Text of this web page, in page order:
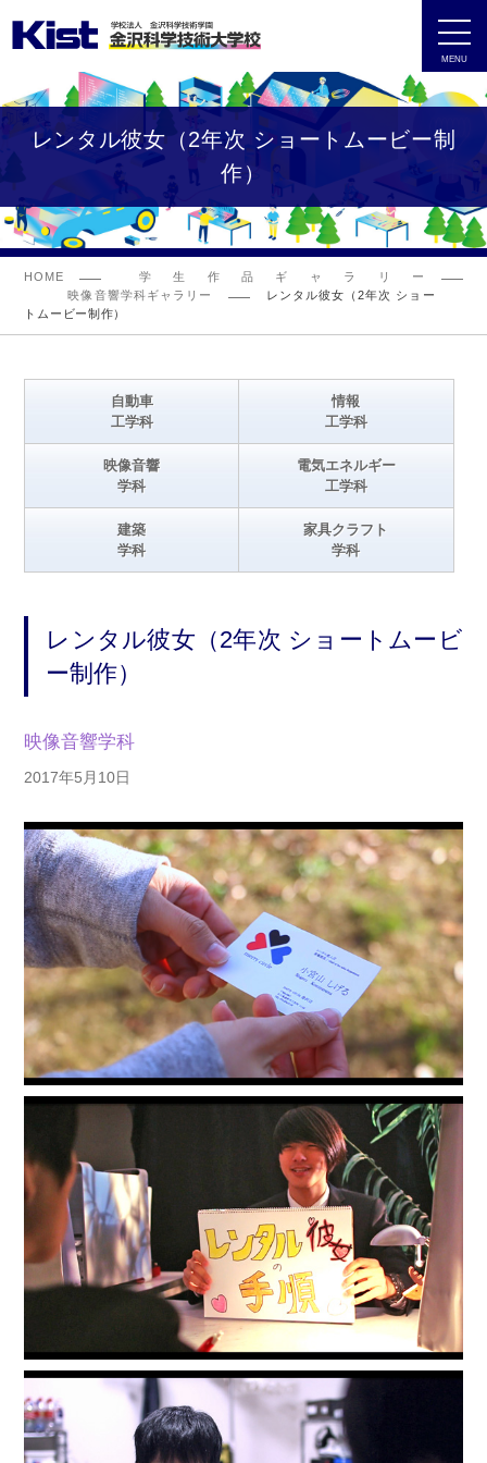
MENU
レンタル彼女（2年次 ショートムービー制
作）
HOME
学生作品ギャラリー
映像音響学科ギャラリー
レンタル彼女（2年次 ショー
トムービー制作）
自動車
工学科
情報
工学科
映像音響
学科
電気エネルギー
工学科
建築
学科
家具クラフト
学科
レンタル彼女（2年次 ショートムービ
ー制作）
映像音響学科
2017年5月10日